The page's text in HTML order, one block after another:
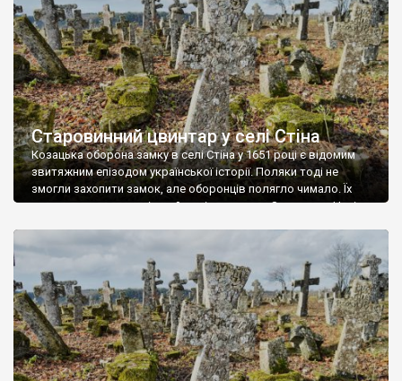
Старовинний цвинтар у селі Стіна
Козацька оборона замку в селі Стіна у 1651 році є відомим
звитяжним епізодом української історії. Поляки тоді не
змогли захопити замок, але оборонців полягло чимало. Їх
поховали на цвинтарі, який тоді називався Замковим. Нині на
ньому чимало хрестів 19 століття, є такі, де епітафії стер […]